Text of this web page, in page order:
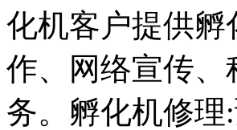
化机客户提供
作、网络宣传
务。孵化机修